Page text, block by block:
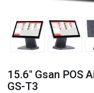
15.6" Gsan POS
GS-T3